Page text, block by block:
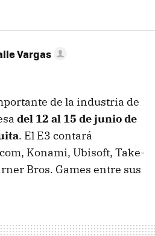
Vargas
de la industria de
del 12 al 15 de junio de
. El E3 contará
Konami, Ubisoft, Take-
Bros. Games entre sus